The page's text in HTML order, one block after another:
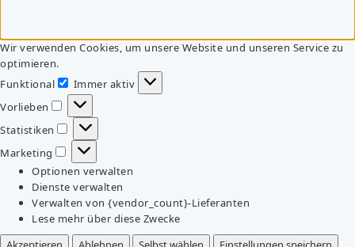
Wir verwenden Cookies, um unsere Website und unseren Service zu
optimieren.
Funktional
Funktional
Immer aktiv
Vorlieben
Vorlieben
Statistiken
Statistiken
Marketing
Marketing
Optionen verwalten
Dienste verwalten
Verwalten von {vendor_count}-Lieferanten
Lese mehr über diese Zwecke